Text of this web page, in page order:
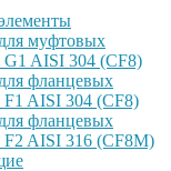
муфтовых
AISI 304 (CF8)
фланцевых
AISI 304 (CF8)
фланцевых
AISI 316 (CF8M)